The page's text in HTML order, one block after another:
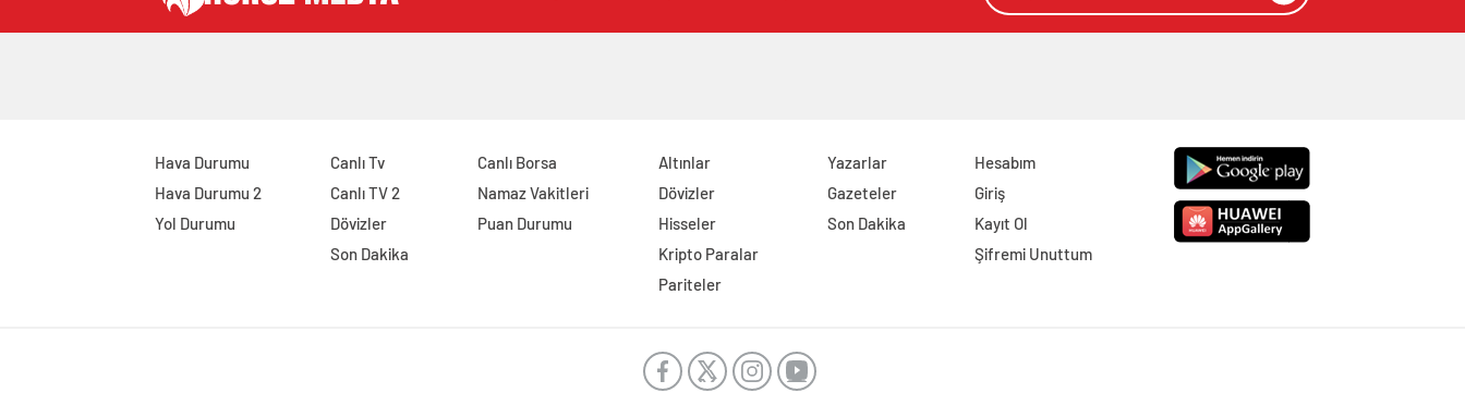
Hava Durumu
Hava Durumu 2
Yol Durumu
Canlı Tv
Canlı TV 2
Dövizler
Son Dakika
Canlı Borsa
Namaz Vakitleri
Puan Durumu
Altınlar
Dövizler
Hisseler
Kripto Paralar
Pariteler
Yazarlar
Gazeteler
Son Dakika
Hesabım
Giriş
Kayıt Ol
Şifremi Unuttum